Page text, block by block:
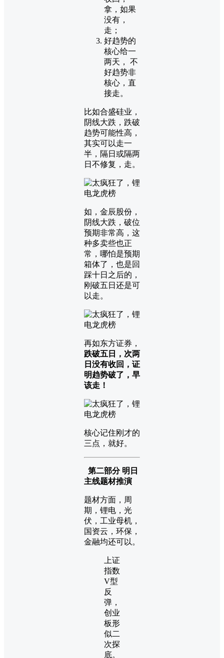
拿，如果
没有，
走；
好趋势的
核心给一
两天， 不
好趋势非
核心，直
接走。
比如合盛硅业，
阴线大跌，跌破
趋势可能性高，
其实可以走一
半，隔日或隔两
日不修复，走。
如，金辰股份，
阴线大跌，破位
预期非常高，这
种多卖些也正
常，哪怕是预期
箱体了，也是回
踩十日之后的，
刚破五日还是可
以走。
再如东方证券，
跌破五日，次两
日没有收回，证
明趋势破了，早
该走！
核心记住刚才的
三点，就好。
第二部分 明日
主线题材推演
题材方面，周
期，锂电，光
伏，工业母机，
国资云，环保，
金融均还可以。
上证
指数
V型
反
弹，
创业
板形
似二
次探
底。